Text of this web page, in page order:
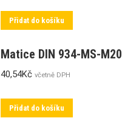
Přidat do košíku
Matice DIN 934-MS-M20
40,54Kč včetně DPH
Přidat do košíku